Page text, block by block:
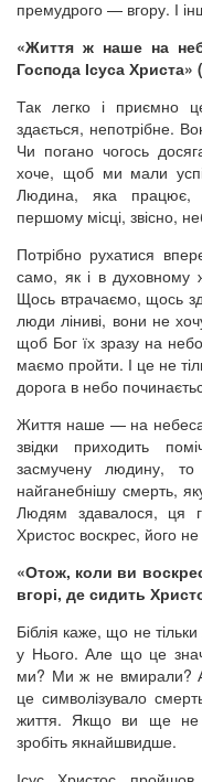
премудрого — вгору. І
«Життя ж наше на
Господа Ісуса
Так легко і приємно
здається, непотрібне.
Чи погано чогось
хоче, щоб ми мали
Людина, яка працює,
першому місці, звісно,
Потрібно рухатися
само, як і в духовному
Щось втрачаємо, щось
люди ліниві, вони не
щоб Бог їх зразу на
маємо пройти. І це не
дорога в небо
Життя наше — на
звідки приходить
засмучену людину,
найганебнішу смерть,
Людям здавалося, ця
Христос воскрес, його
«Отож, коли ви
вгорі, де сидить
Біблія каже, що не
у Нього. Але що це
ми? Ми ж не вмирали?
це символізувало
життя. Якщо ви ще не
зробіть якнайшвидше.